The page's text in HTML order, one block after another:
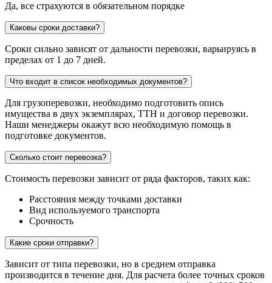
Да, все страхуются в обязательном порядке
Каковы сроки доставки?
Сроки сильно зависят от дальности перевозки, варьируясь в
пределах от 1 до 7 дней.
Что входит в список необходимых документов?
Для грузоперевозки, необходимо подготовить опись
имущества в двух экземплярах, ТТН и договор перевозки.
Наши менеджеры окажут всю необходимую помощь в
подготовке документов.
Сколько стоит перевозка?
Стоимость перевозки зависит от ряда факторов, таких как:
Расстояния между точками доставки
Вид используемого транспорта
Срочность
Какие сроки отправки?
Зависит от типа перевозки, но в среднем отправка
производится в течение дня. Для расчета более точных сроков